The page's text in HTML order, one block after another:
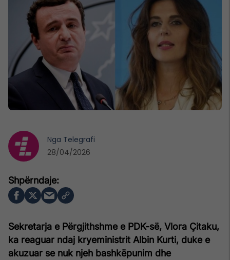
Sekretarja e Përgjithshme e PDK-së, Vlora Çitaku,
ka reaguar ndaj kryeministrit Albin Kurti, duke e
akuzuar se nuk njeh bashkëpunim dhe
Nga Telegrafi
28/04/2026